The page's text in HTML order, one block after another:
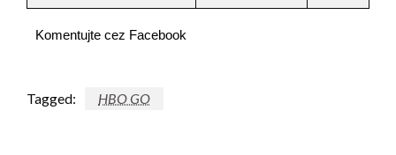
Komentujte cez Facebook
Tagged: HBO GO